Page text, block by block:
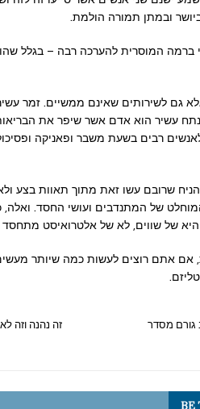
ובמתן תמורה הולמת.
ברמה המוסרית להערכה רבה – בגלל
אלא גם לשירותים שאינם ממשיים. זמר
עשיר הוא אדם אשר שיפר את
רבים בשעת משבר ופאניקה
שרובם עשו זאת מתוך תאוות בצע
של המתנדבים ועושי החסד.
של שווים, לא של אלטרואיסט מתחסד
אם אתם רוצים לעשות כמה שיותר
גורם מסדר זה נהנה וזה
BE